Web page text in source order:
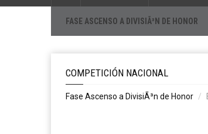
FASE ASCENSO A DIVISIÃ³N DE HONOR
COMPETICIÓN NACIONAL
Fase Ascenso a DivisiÃ³n de Honor